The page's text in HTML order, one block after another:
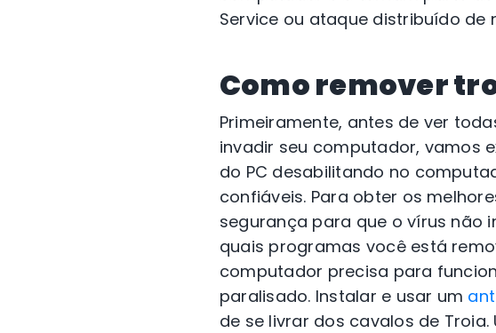
Service ou ataque distribuído de
Como remover
Primeiramente, antes de ver
invadir seu computador, vamos
do PC desabilitando no
confiáveis. Para obter os
segurança para que o vírus não
quais programas você está
computador precisa para
paralisado. Instalar e usar um
de se livrar dos cavalos de